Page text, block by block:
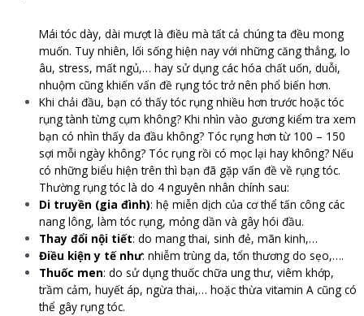
Mái tóc dày, dài mượt là điều mà tất cả chúng ta đều mong
muốn. Tuy nhiên, lối sống hiện nay với những căng thẳng, lo
âu, stress, mất ngủ,… hay sử dụng các hóa chất uốn, duỗi,
nhuộm cũng khiến vấn đề rụng tóc trở nên phổ biến hơn.
Khi chải đầu, bạn có thấy tóc rụng nhiều hơn trước hoặc tóc
rụng tành từng cụm không? Khi nhìn vào gương kiểm tra xem
bạn có nhìn thấy da đầu không? Tóc rụng hơn từ 100 – 150
sợi mỗi ngày không? Tóc rụng rồi có mọc lại hay không? Nếu
có những biểu hiện trên thì bạn đã gặp vấn đề về rụng tóc.
Thường rụng tóc là do 4 nguyên nhân chính sau:
Di truyền (gia đình): hệ miễn dịch của cơ thể tấn công các
nang lông, làm tóc rụng, mỏng dần và gây hói đầu.
Thay đổi nội tiết: do mang thai, sinh đẻ, mãn kinh,…
Điều kiện y tế như: nhiễm trùng da, tổn thương do sẹo,….
Thuốc men: do sử dụng thuốc chữa ung thư, viêm khớp,
trầm cảm, huyết áp, ngừa thai,… hoặc thừa vitamin A cũng có
thể gây rụng tóc.